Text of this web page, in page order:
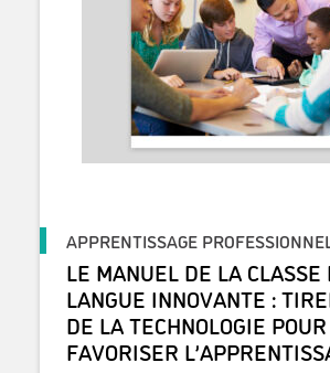
APPRENTISSAGE
LE MANUEL DE LA CLASSE
LANGUE INNOVANTE :
DE LA TECHNOLOGIE POUR
FAVORISER